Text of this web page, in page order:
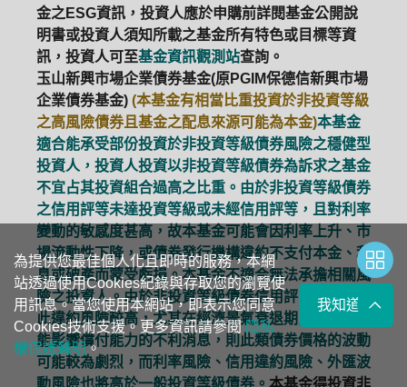
金之ESG資訊，投資人應於申購前詳閱基金公開說
明書或投資人須知所載之基金所有特色或目標等資
訊，投資人可至基金資訊觀測站查詢。
玉山新興市場企業債券基金(原PGIM保德信新興市場
企業債券基金) (本基金有相當比重投資於非投資等級
之高風險債券且基金之配息來源可能為本金)本基金
適合能承受部份投資於非投資等級債券風險之穩健型
投資人，投資人投資以非投資等級債券為訴求之基金
不宜占其投資組合過高之比重。由於非投資等級債券
之信用評等未達投資等級或未經信用評等，且對利率
變動的敏感度甚高，故本基金可能會因利率上升、市
場流動性下降，或債券發行機構違約不支付本金、利
息或破產而蒙受虧損。本基金不適合無法承擔相關風
險之投資人。由於非投資等級債券信用評等較差，因
此違約風險較高，尤其在經濟景氣衰退期間，稍有可
能影響償付能力的不利消息，則此類債券價格的波動
可能較為劇烈，而利率風險、信用違約風險、外匯波
動風險也將高於一般投資等級債券。 本基金得投資非
為提供您最佳個人化且即時的服務，本網
站透過使用Cookies紀錄與存取您的瀏覽使
用訊息。當您使用本網站，即表示您同意
Cookies技術支援。更多資訊請參閱隱私
權保護聲明。
我知道了